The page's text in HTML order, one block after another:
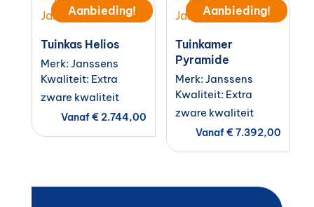
Aanbieding!
Tuinkas Helios
Merk: Janssens
Kwaliteit: Extra
zware kwaliteit
Vanaf€2.744,00
Aanbieding!
Tuinkamer
Pyramide
Merk: Janssens
Kwaliteit: Extra
zware kwaliteit
Vanaf€7.392,00